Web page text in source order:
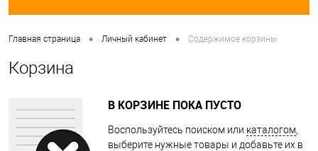
Главная страница • Личный кабинет • Содержимое корзины
Корзина
В КОРЗИНЕ ПОКА ПУСТО
Воспользуйтесь поиском или каталогом
выберите нужные товары и добавьте их в